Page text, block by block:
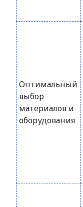
Оптимальный
выбор
материалов и
оборудования